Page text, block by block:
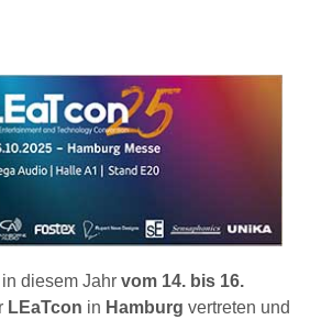
diesem Jahr vom 14. bis 16.
LEaTcon in Hamburg vertreten und